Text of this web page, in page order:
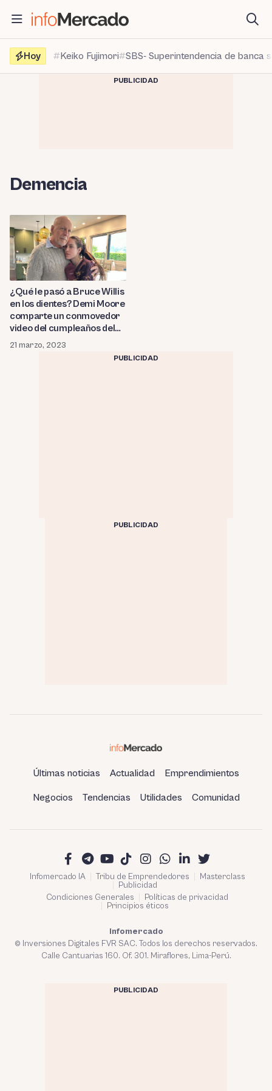
contenido
Hoy
Keiko Fujimori SBS- Superintendencia de banca
PUBLICIDAD
Demencia
¿Qué le pasó a Bruce Willis
en los dientes? Demi Moore
comparte un conmovedor
video del cumpleaños del
actor donde se ve el detalle
en su dentadura
21 marzo, 2023
PUBLICIDAD
PUBLICIDAD
Últimas noticias Actualidad Emprendimientos
Negocios Tendencias Utilidades Comunidad
Infomercado IA Tribu de Emprendedores
Masterclass
Publicidad
Condiciones Generales
Políticas de privacidad
Principios éticos
Infomercado
© Inversiones Digitales FVR SAC. Todos los derechos reservados.
Calle Cantuarias 160. Of. 301. Miraflores, Lima-Perú.
PUBLICIDAD